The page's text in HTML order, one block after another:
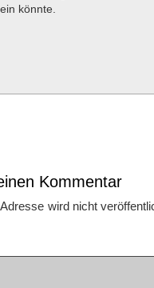
könnte.
Kommentar
wird nicht